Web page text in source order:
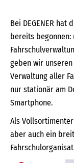
Bei DEGENER
bereits begonnen:
geben wir
Verwaltung aller
nur stationär am
Smartphone.
Als
aber auch ein